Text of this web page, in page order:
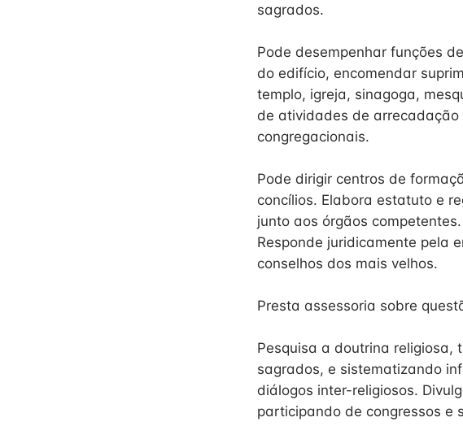
sagrados.
Pode desempenhar funções
do edifício, encomendar
templo, igreja, sinagoga,
de atividades de
congregacionais.
Pode dirigir centros de
concílios. Elabora estatuto e
junto aos órgãos
Responde juridicamente pela
conselhos dos mais velhos.
Presta assessoria sobre
Pesquisa a doutrina
sagrados, e sistematizando
diálogos inter-religiosos.
participando de congressos e